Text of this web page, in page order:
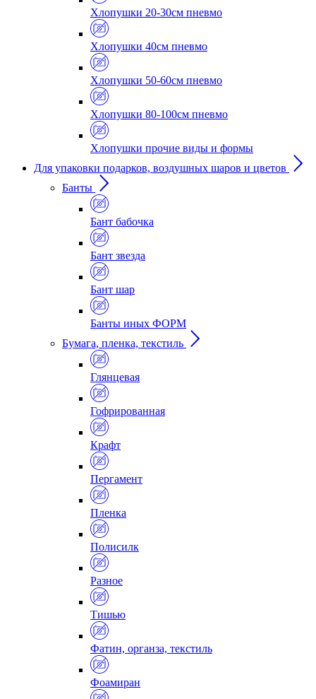
Хлопушки 20-30см пневмо
Хлопушки 40см пневмо
Хлопушки 50-60см пневмо
Хлопушки 80-100см пневмо
Хлопушки прочие виды и формы
Для упаковки подарков, воздушных шаров и цветов
Банты
Бант бабочка
Бант звезда
Бант шар
Банты иных ФОРМ
Бумага, пленка, текстиль
Глянцевая
Гофрированная
Крафт
Пергамент
Пленка
Полисилк
Разное
Тишью
Фатин, органза, текстиль
Фоамиран